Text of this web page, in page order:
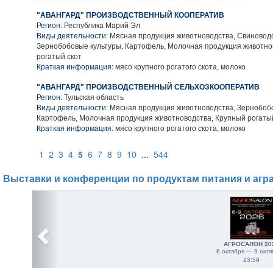
"АВАНГАРД" ПРОИЗВОДСТВЕННЫЙ КООПЕРАТИВ
Регион: Республика Марий Эл
Виды деятельности: Мясная продукция животноводства,
Зернобобовые культуры, Картофель, Молочная продукция
рогатый скот
Краткая информация: мясо крупного рогатого скота, молоко
"АВАНГАРД" ПРОИЗВОДСТВЕННЫЙ СЕЛЬХОЗКООПЕРАТИВ
Регион: Тульская область
Виды деятельности: Мясная продукция животноводства,
Картофель, Молочная продукция животноводства, Крупный
Краткая информация: мясо крупного рогатого скота, молоко
1 2 3 4 5 6 7 8 9 10 ... 544
Выставки и конференции по продуктам питания и
АГРОСАЛОН
6 октября — 9
23:59